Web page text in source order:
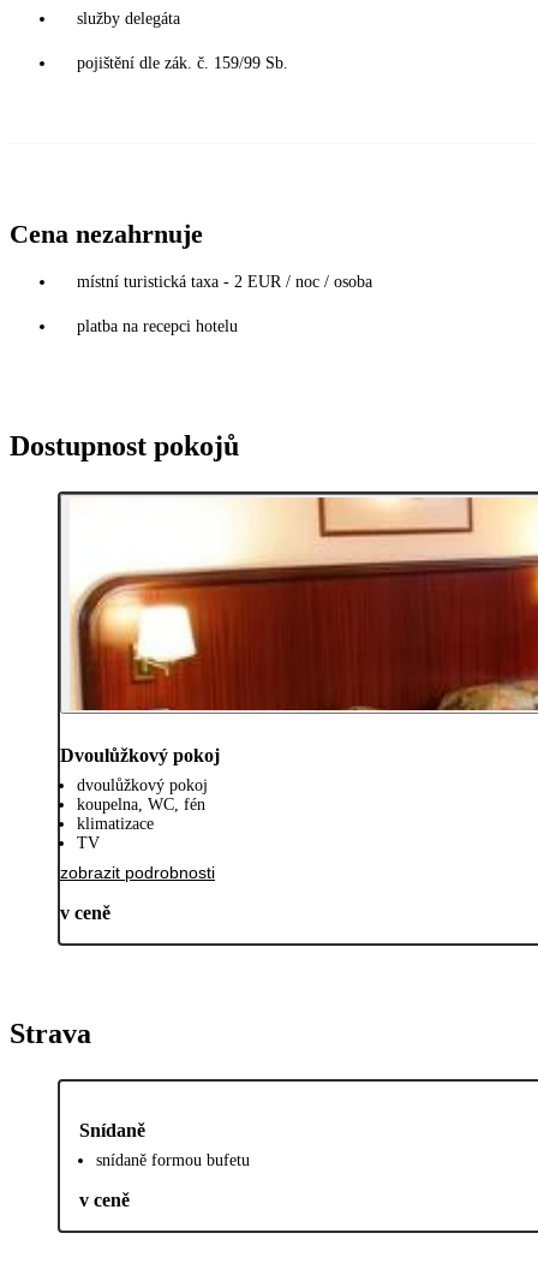
služby delegáta
pojištění dle zák. č. 159/99 Sb.
Cena nezahrnuje
místní turistická taxa - 2 EUR / noc / osoba
platba na recepci hotelu
Dostupnost pokojů
Dvoulůžkový pokoj
dvoulůžkový pokoj
koupelna, WC, fén
klimatizace
TV
zobrazit podrobnosti
v ceně
Strava
Snídaně
snídaně formou bufetu
v ceně